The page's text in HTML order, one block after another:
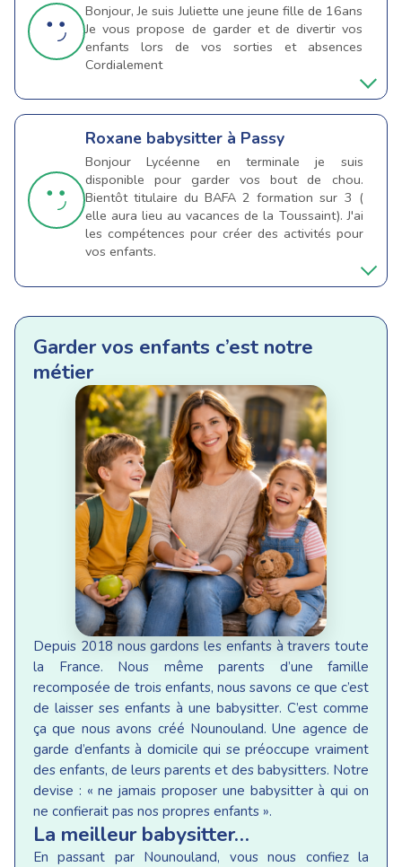
Bonjour, Je suis Juliette une jeune fille de 16ans
Je vous propose de garder et de divertir vos
enfants lors de vos sorties et absences
Cordialement
Roxane babysitter à Passy
Bonjour Lycéenne en terminale je suis
disponible pour garder vos bout de chou.
Bientôt titulaire du BAFA 2 formation sur 3 (
elle aura lieu au vacances de la Toussaint). J'ai
les compétences pour créer des activités pour
vos enfants.
Garder vos enfants c’est notre
métier
Depuis 2018 nous gardons les enfants à travers toute
la France. Nous même parents d’une famille
recomposée de trois enfants, nous savons ce que c’est
de laisser ses enfants à une babysitter. C’est comme
ça que nous avons créé Nounouland. Une agence de
garde d’enfants à domicile qui se préoccupe vraiment
des enfants, de leurs parents et des babysitters. Notre
devise : « ne jamais proposer une babysitter à qui on
ne confierait pas nos propres enfants ».
La meilleur babysitter…
En passant par Nounouland, vous nous confiez la